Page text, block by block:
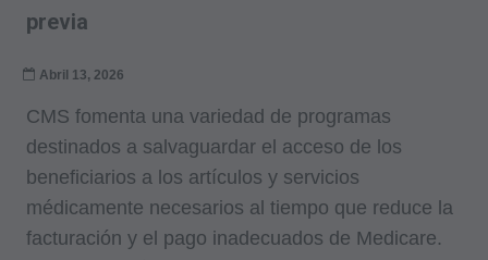
previa
Abril 13, 2026
CMS fomenta una variedad de programas
destinados a salvaguardar el acceso de los
beneficiarios a los artículos y servicios
médicamente necesarios al tiempo que reduce la
facturación y el pago inadecuados de Medicare.